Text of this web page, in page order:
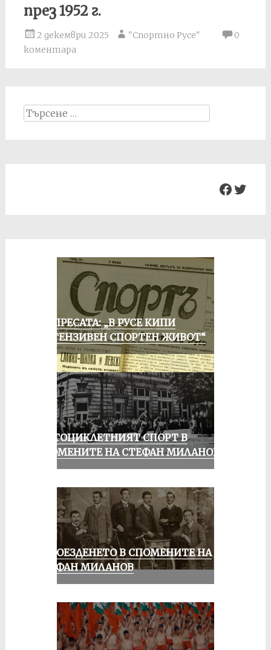
през 1952 г.
2 декември 2025 "Спортно Русе"
0
коментара
Search
for:
ОТ ПРЕСАТА: „В РУСЕ КИПИ
ИНТЕНЗИВЕН СПОРТЕН ЖИВОТ“
МОТОЦИКЛЕТНИЯТ СПОРТ В
СПОМЕНИТЕ НА СТЕФАН МИЛАНОВ
КОЛОЕЗДЕНЕТО В СПОМЕНИТЕ НА
СТЕФАН МИЛАНОВ